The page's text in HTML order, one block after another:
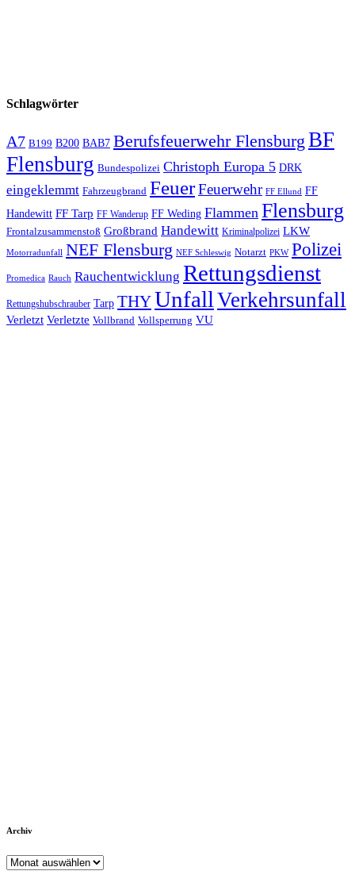
Schlagwörter
A7 B199 B200 BAB7 Berufsfeuerwehr Flensburg BF
Flensburg Bundespolizei Christoph Europa 5 DRK
eingeklemmt Fahrzeugbrand FeuerFeuerwehr FF Ellund FF
Handewitt FF Tarp FF Wanderup FF Weding Flammen Flensburg
Frontalzusammenstoß Großbrand Handewitt Kriminalpolizei LKW
Motorradunfall NEF Flensburg NEF Schleswig Notarzt PKW Polizei
Promedica Rauch Rauchentwicklung Rettungsdienst
Rettungshubschrauber Tarp THYUnfall Verkehrsunfall
Verletzt Verletzte Vollbrand Vollsperrung VU
Archiv
Archiv